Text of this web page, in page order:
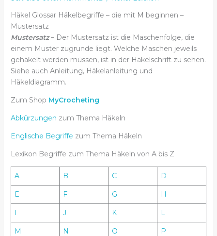
Häkel Glossar Häkelbegriffe – die mit M beginnen –
Mustersatz
Mustersatz– Der Mustersatz ist die Maschenfolge, die
einem Muster zugrunde liegt. Welche Maschen jeweils
gehäkelt werden müssen, ist in der Häkelschrift zu sehen.
Siehe auch Anleitung, Häkelanleitung und
Häkeldiagramm.
Zum Shop MyCrocheting
Abkürzungen zum Thema Häkeln
Englische Begriffe zum Thema Häkeln
Lexikon Begriffe zum Thema Häkeln von A bis Z
A B C D
E F G H
I J K L
M N O P